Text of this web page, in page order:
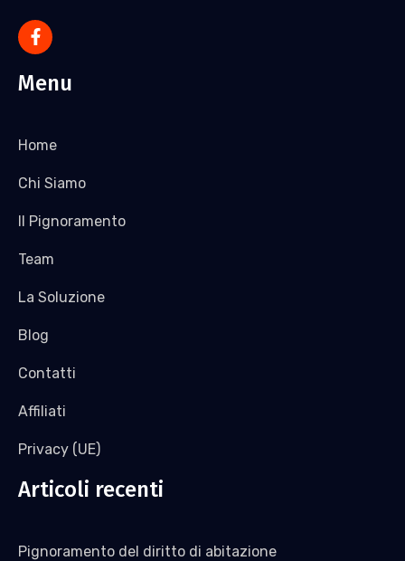
Menu
Home
Chi Siamo
Il Pignoramento
Team
La Soluzione
Blog
Contatti
Affiliati
Privacy (UE)
Articoli recenti
Pignoramento del diritto di abitazione